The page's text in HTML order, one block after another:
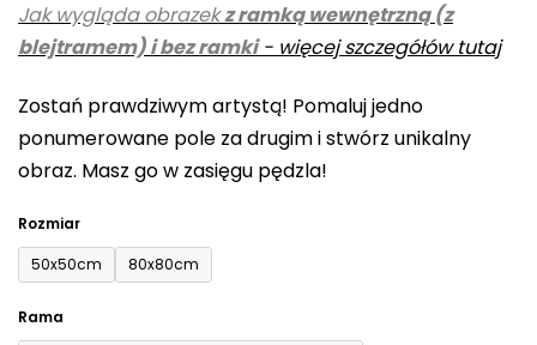
Jak wygląda obrazekz ramką wewnętrzną (z
blejtramem) i bez ramki- więcej szczegółów tutaj
Zostań prawdziwym artystą! Pomaluj jedno
ponumerowane pole za drugim i stwórz unikalny
obraz. Masz go w zasięgu pędzla!
Rozmiar
50x50cm
80x80cm
Rama
produktu
wynosi
na
5
gwiazdek.